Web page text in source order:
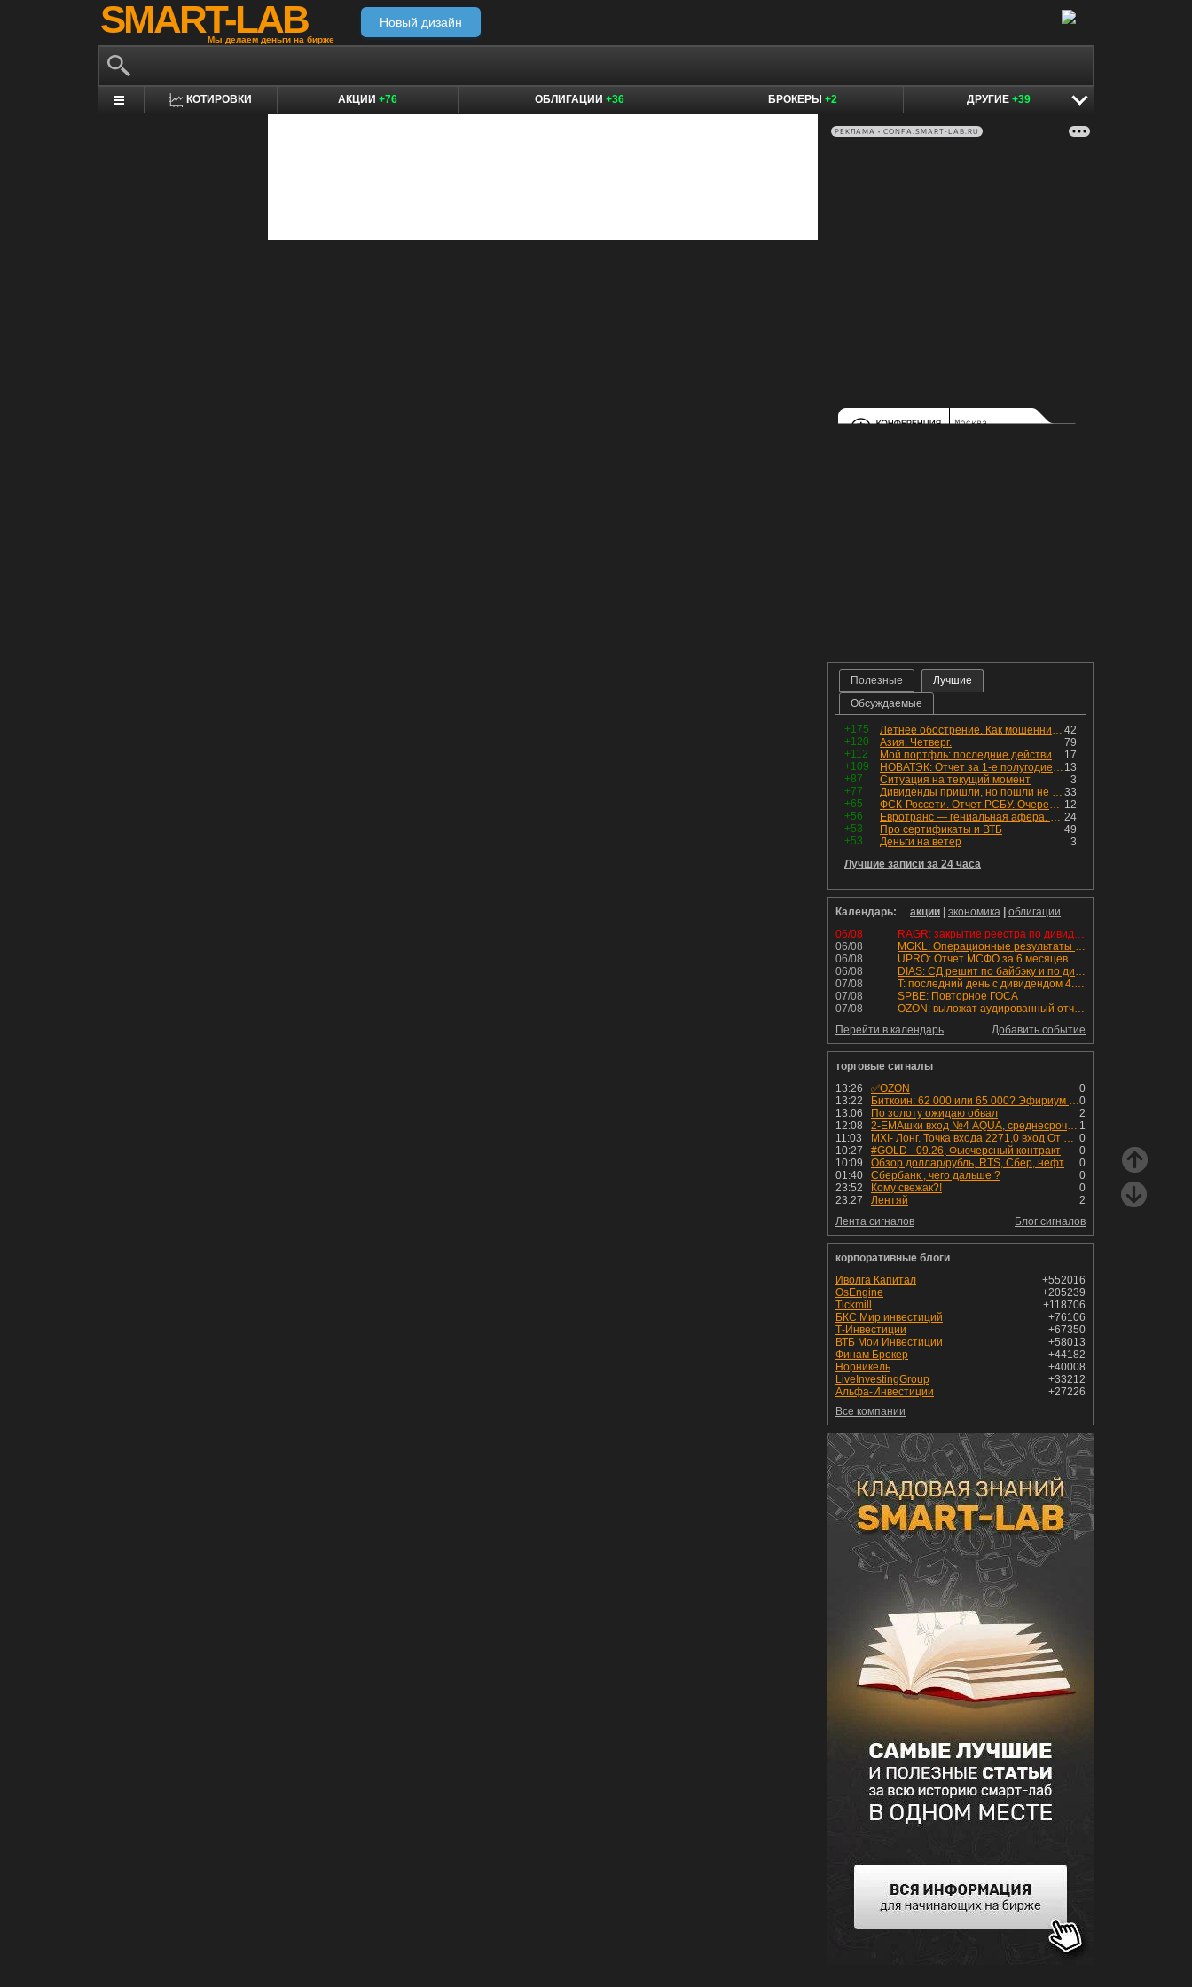
SMART-LAB
Мы делаем деньги на бирже
Новый дизайн
КОТИРОВКИ АКЦИИ +76 ОБЛИГАЦИИ +36 БРОКЕРЫ +2 ДРУГИЕ +39
РЕКЛАМА • CONFA.SMART-LAB.RU
Полезные
Лучшие
Обсуждаемые
+175 42
Летнее обострение. Как мошенники пытаются подсунуть кнопку "БАБЛО" девушкам
+120
79
Азия. Четверг.
+112
17
Мой портфль: последние действия и текущая структура. Краткий комментарий по всем позициям
+109
13
НОВАТЭК: Отчет за 1-е полугодие 2026 - прибыль продолжает падать, но лучшее впереди, если не прилетит
+87
3
Ситуация на текущий момент
+77
33
Дивиденды пришли, но пошли не туда
+65
12
ФСК-Россети. Отчет РСБУ. Очередная допка - бомбовые новости в эфире
+56
24
Евротранс — гениальная афера. Собрал с инвесторов денег, выплатил дивидендов больше текущей капитализации и ушёл в дефолт
+53
49
Про сертификаты и ВТБ
+53
3
Деньги на ветер
Лучшие записи за 24 часа
Календарь: акции экономика
облигации
06/08
RAGR: закрытие реестра по дивидендам 16.48 руб
06/08
MGKL: Операционные результаты за 7 мес. 2026 г.
06/08
UPRO: Отчет МСФО за 6 месяцев 2026 года
06/08
DIAS: СД решит по байбэку и по дивидендам
07/08
T: последний день с дивидендом 4.6 руб
07/08
SPBE: Повторное ГОСА
07/08
OZON: выложат аудированный отчет МСФО 1П2026
Добавить событие
Перейти в календарь
торговые сигналы
13:26
0
✅OZON
13:22
0
Биткоин: 62 000 или 65 000? Эфириум - к 1 950
13:06
2
По золоту ожидаю обвал
12:08
1
2-EMAшки вход №4 AQUA, среднесрочная сделка.
11:03
0
MXI- Лонг. Точка входа 2271,0 вход От 03,08,2026. на предыдущем скрин указана. В работе будет от 5-10 дней. Стоп-лосс-2220,75 Цель- 2727,0
10:27
0
#GOLD - 09.26, Фьючерсный контракт
10:09
0
Обзор доллар/рубль, RTS, Сбер, нефть Brent, натуральный газ, bitcoin и золото на 6 августа 2026
01:40
0
Сбербанк , чего дальше ?
23:52
0
Кому свежак?!
23:27
2
Лентяй
Блог сигналов
Лента сигналов
корпоративные блоги
+552016
Иволга Капитал
+205239
OsEngine
+118706
Tickmill
+76106
БКС Мир инвестиций
+67350
Т-Инвестиции
+58013
ВТБ Мои Инвестиции
+44182
Финам Брокер
+40008
Норникель
+33212
LiveInvestingGroup
+27226
Альфа-Инвестиции
Все компании